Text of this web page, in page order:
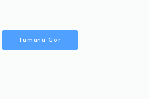
Tümünü Gör